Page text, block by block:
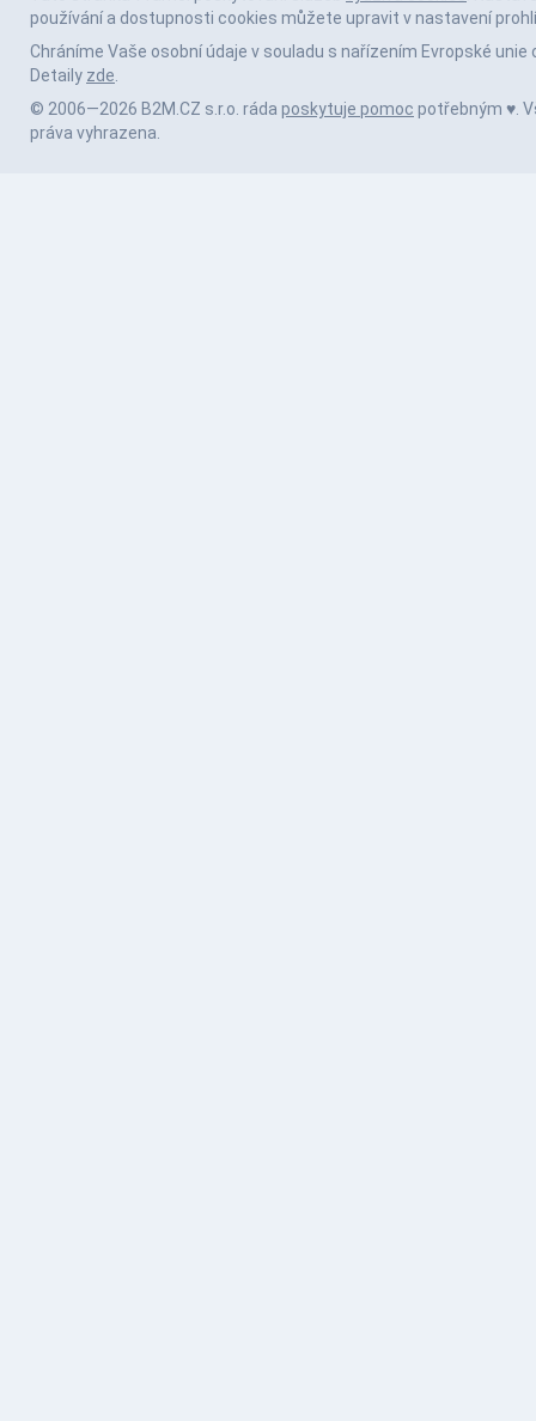
používání a dostupnosti cookies můžete upravit v nastavení
Chráníme Vaše osobní údaje v souladu s nařízením Evropské unie
Detaily zde.
© 2006—2026 B2M.CZ s.r.o. ráda poskytuje pomoc potřebným ♥️.
práva vyhrazena.